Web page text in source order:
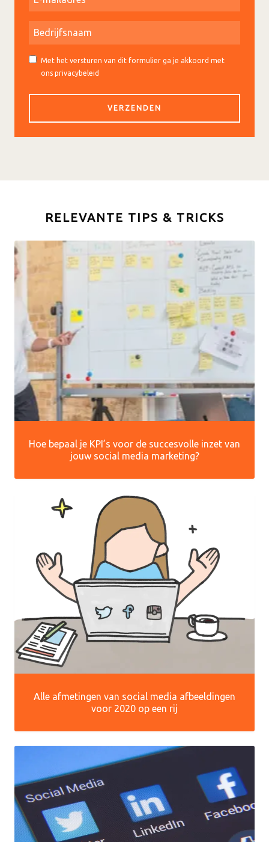
Met het versturen van dit formulier ga je akkoord met
ons privacybeleid
RELEVANTE TIPS & TRICKS
Hoe bepaal je KPI’s voor de succesvolle inzet van
jouw social media marketing?
Alle afmetingen van social media afbeeldingen
voor 2020 op een rij